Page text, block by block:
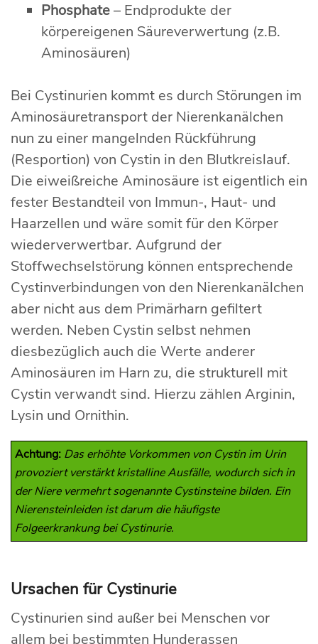
Phosphate– Endprodukte der
körpereigenen Säureverwertung (z.B.
Aminosäuren)
Bei Cystinurien kommt es durch Störungen im
Aminosäuretransport der Nierenkanälchen
nun zu einer mangelnden Rückführung
(Resportion) von Cystin in den Blutkreislauf.
Die eiweißreiche Aminosäure ist eigentlich ein
fester Bestandteil von Immun-, Haut- und
Haarzellen und wäre somit für den Körper
wiederverwertbar. Aufgrund der
Stoffwechselstörung können entsprechende
Cystinverbindungen von den Nierenkanälchen
aber nicht aus dem Primärharn gefiltert
werden. Neben Cystin selbst nehmen
diesbezüglich auch die Werte anderer
Aminosäuren im Harn zu, die strukturell mit
Cystin verwandt sind. Hierzu zählen Arginin,
Lysin und Ornithin.
Achtung: Das erhöhte Vorkommen von Cystin im Urin
provoziert verstärkt kristalline Ausfälle, wodurch sich in
der Niere vermehrt sogenannte Cystinsteine bilden. Ein
Nierensteinleiden ist darum die häufigste
Folgeerkrankung bei Cystinurie.
Ursachen für Cystinurie
Cystinurien sind außer bei Menschen vor
allem bei bestimmten Hunderassen